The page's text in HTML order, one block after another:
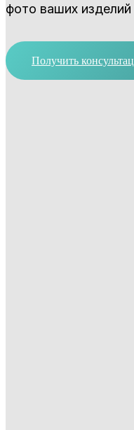
фото ваших
Получить